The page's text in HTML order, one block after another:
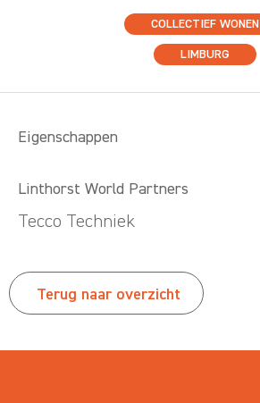
COLLECTIEF WONEN
LIMBURG
Eigenschappen
Linthorst World Partners
Tecco Techniek
Terug naar overzicht